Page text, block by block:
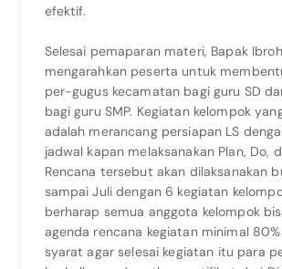
efektif.
Selesai pemaparan materi, Bapak
mengarahkan peserta untuk
per-gugus kecamatan bagi guru SD
bagi guru SMP. Kegiatan kelompok
adalah merancang persiapan LS
jadwal kapan melaksanakan Plan, Do,
Rencana tersebut akan dilaksanakan
sampai Juli dengan 6 kegiatan
berharap semua anggota kelompok
agenda rencana kegiatan minimal
syarat agar selesai kegiatan itu para